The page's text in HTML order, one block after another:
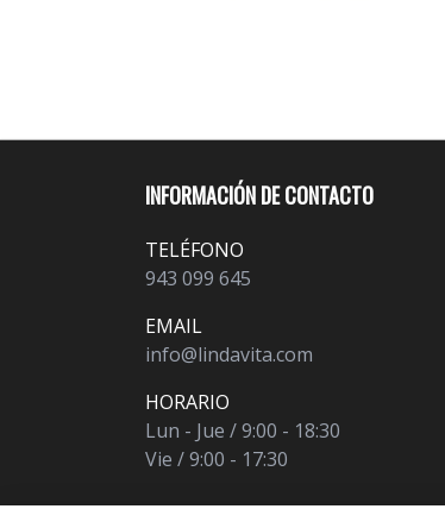
INFORMACIÓN DE CONTACTO
TELÉFONO
943 099 645
EMAIL
info@lindavita.com
HORARIO
Lun - Jue / 9:00 - 18:30
Vie / 9:00 - 17:30